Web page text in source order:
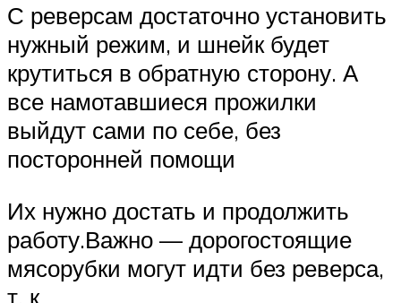
С реверсам достаточно установить
нужный режим, и шнейк будет
крутиться в обратную сторону. А
все намотавшиеся прожилки
выйдут сами по себе, без
посторонней помощи
Их нужно достать и продолжить
работу.Важно — дорогостоящие
мясорубки могут идти без реверса,
т. к